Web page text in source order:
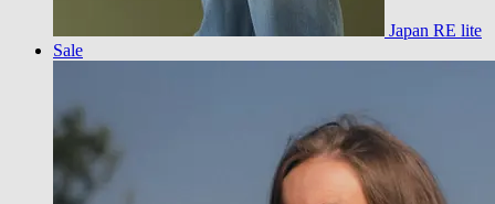
Japan RE lite
Sale